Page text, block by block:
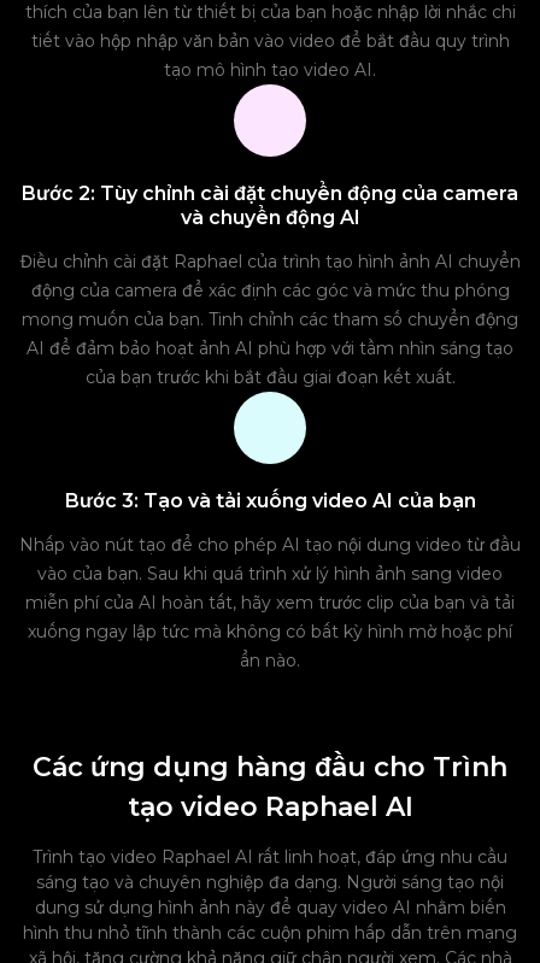
thích của bạn lên từ thiết bị của bạn hoặc nhập lời nhắc chi
tiết vào hộp nhập văn bản vào video để bắt đầu quy trình
tạo mô hình tạo video AI.
Bước 2: Tùy chỉnh cài đặt chuyển động của camera
và chuyển động AI
Điều chỉnh cài đặt Raphael của trình tạo hình ảnh AI chuyển
động của camera để xác định các góc và mức thu phóng
mong muốn của bạn. Tinh chỉnh các tham số chuyển động
AI để đảm bảo hoạt ảnh AI phù hợp với tầm nhìn sáng tạo
của bạn trước khi bắt đầu giai đoạn kết xuất.
Bước 3: Tạo và tải xuống video AI của bạn
Nhấp vào nút tạo để cho phép AI tạo nội dung video từ đầu
vào của bạn. Sau khi quá trình xử lý hình ảnh sang video
miễn phí của AI hoàn tất, hãy xem trước clip của bạn và tải
xuống ngay lập tức mà không có bất kỳ hình mờ hoặc phí
ẩn nào.
Các ứng dụng hàng đầu cho Trình
tạo video Raphael AI
Trình tạo video Raphael AI rất linh hoạt, đáp ứng nhu cầu
sáng tạo và chuyên nghiệp đa dạng. Người sáng tạo nội
dung sử dụng hình ảnh này để quay video AI nhằm biến
hình thu nhỏ tĩnh thành các cuộn phim hấp dẫn trên mạng
xã hội, tăng cường khả năng giữ chân người xem. Các nhà